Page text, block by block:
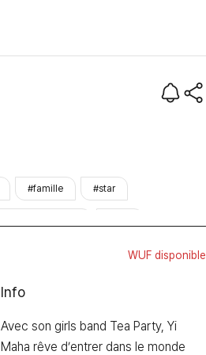
#famille #star
WUF disponible
Info
Avec son girls band Tea Party, Yi
Maha rêve d’entrer dans le monde